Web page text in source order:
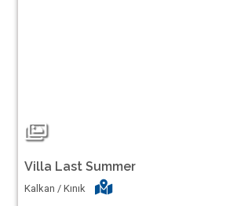
Villa Last Summer
Kalkan / Kınık